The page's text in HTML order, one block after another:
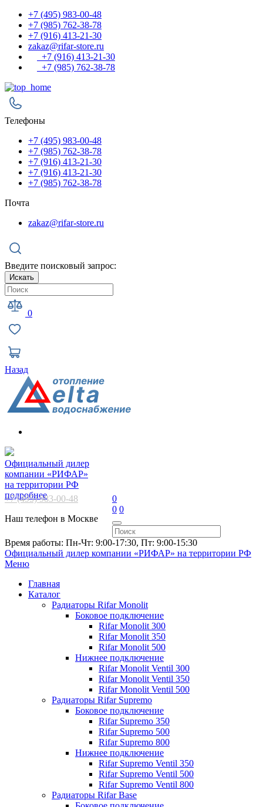
+7 (495) 983-00-48
+7 (985) 762-38-78
+7 (916) 413-21-30
zakaz@rifar-store.ru
+7 (916) 413-21-30
+7 (985) 762-38-78
Телефоны
+7 (495) 983-00-48
+7 (985) 762-38-78
+7 (916) 413-21-30
+7 (916) 413-21-30
+7 (985) 762-38-78
Почта
zakaz@rifar-store.ru
Введите поисковый запрос:
Искать
0
Назад
Официальный дилер
компании «РИФАР»
на территории РФ
подробнее
+7 (495) 983-00-48
Наш телефон в Москве
0
0 0
Время работы: Пн-Чт: 9:00-17:30, Пт: 9:00-15:30
Официальный дилер компании «РИФАР» на территории РФ
Меню
Главная
Каталог
Радиаторы Rifar Monolit
Боковое подключение
Rifar Monolit 300
Rifar Monolit 350
Rifar Monolit 500
Нижнее подключение
Rifar Monolit Ventil 300
Rifar Monolit Ventil 350
Rifar Monolit Ventil 500
Радиаторы Rifar Supremo
Боковое подключение
Rifar Supremo 350
Rifar Supremo 500
Rifar Supremo 800
Нижнее подключение
Rifar Supremo Ventil 350
Rifar Supremo Ventil 500
Rifar Supremo Ventil 800
Радиаторы Rifar Base